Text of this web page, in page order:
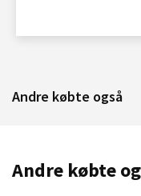
Andre købte også
Andre købte